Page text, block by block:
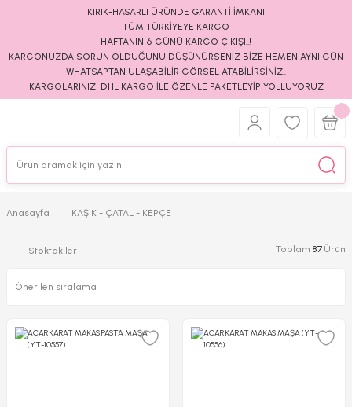
KIRIK-HASARLI ÜRÜNDE GARANTİ İMKANI
TÜM TÜRKİYEYE KARGO
HAFTANIN 6 GÜNÜ KARGO ÇIKIŞI..!
KARGONUZDA SORUN OLDUĞUNU DÜŞÜNÜRSENİZ BİZE HEMEN AYNI GÜN
WHATSAPTAN ULAŞABİLİR GÖRSEL ATABİLİRSİNİZ..
KARGOLARINIZI DHL KARGO İLE ÖZENLE PAKETLEYİP YOLLUYORUZ
Anasayfa KAŞIK - ÇATAL - KEPÇE
Stoktakiler Toplam 87 Ürün